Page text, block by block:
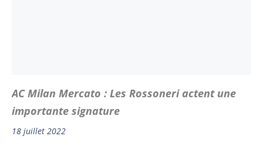
AC Milan Mercato : Les Rossoneri actent une
importante signature
18 juillet 2022